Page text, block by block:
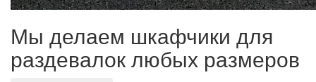
Мы делаем шкафчики для
раздевалок любых размеров